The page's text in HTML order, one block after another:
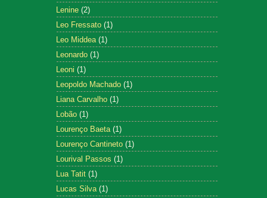
Lenine (2)
Leo Fressato (1)
Leo Middea (1)
Leonardo (1)
Leoni (1)
Leopoldo Machado (1)
Liana Carvalho (1)
Lobão (1)
Lourenço Baeta (1)
Lourenço Cantineto (1)
Lourival Passos (1)
Lua Tatit (1)
Lucas Silva (1)